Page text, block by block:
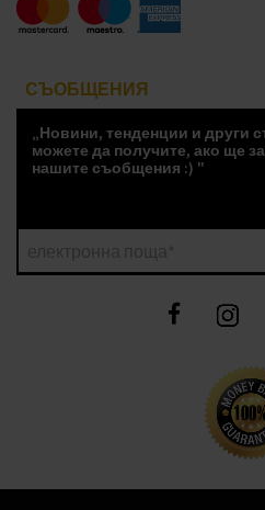
СЪОБЩЕНИЯ
„Новини, тенденции и други
можете да получите, ако ще
нашите съобщения :) "